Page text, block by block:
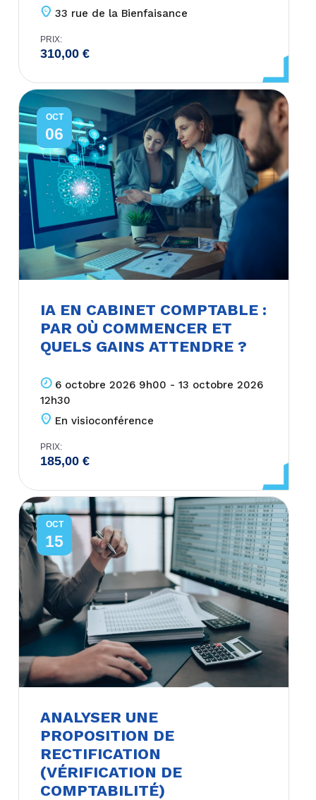
33 rue de la Bienfaisance
PRIX:
310,00€
OCT
06
IA EN CABINET COMPTABLE :
PAR OÙ COMMENCER ET
QUELS GAINS ATTENDRE ?
6 octobre 2026 9h00 - 13 octobre 2026
12h30
En visioconférence
PRIX:
185,00€
OCT
15
ANALYSER UNE
PROPOSITION DE
RECTIFICATION
(VÉRIFICATION DE
COMPTABILITÉ)